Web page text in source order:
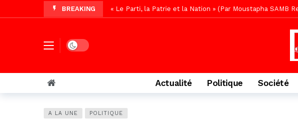
BREAKING « Le Parti, la Patrie et la Nation » (Par Moustapha SAMB
Vidéo/ Magal 2026, le train a transporté 9.651 passagers,
Vidéo/ L’arrivée spectaculaire à la gare de Thiès, du
Vidéo/ Grand Thiès en deuil, Cheikh Ndiaye l’initiateur du
Vidéo/Gamou Bakhdad chez Boroom Ndaam, sécurité,
Vidéo/Chérif Nehma Aïdara Diamaguène Nimzath Thiès,
Dark mode
Actualité Politique Société
A LA UNE POLITIQUE